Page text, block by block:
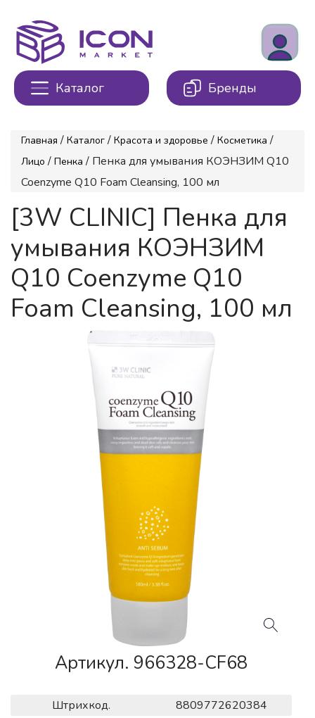
Каталог Бренды
Главная / Каталог / Красота и здоровье / Косметика /
Лицо / Пенка / Пенка для умывания КОЭНЗИМ Q10
Coenzyme Q10 Foam Cleansing, 100 мл
[3W CLINIC] Пенка для
умывания КОЭНЗИМ
Q10 Coenzyme Q10
Foam Cleansing, 100 мл
Артикул. 966328-CF68
Штрихкод. 8809772620384